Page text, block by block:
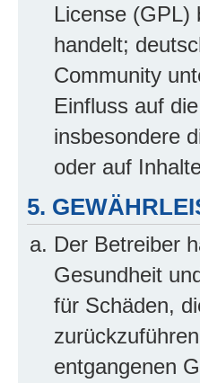
License (GPL)
handelt;
Community
Einfluss auf
insbesondere
oder auf
5.
Der Betreiber
Gesundheit
für Schäden,
entgangenen